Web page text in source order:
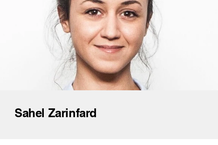
Sahel Zarinfard